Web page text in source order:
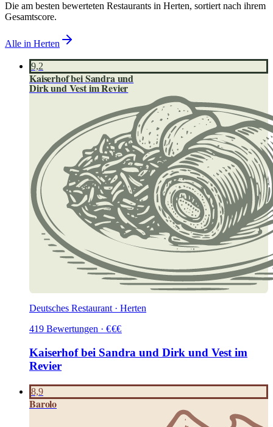
Die am besten bewerteten Restaurants in Herten, sortiert nach ihrem
Gesamtscore.
Alle in Herten
9,2
Kaiserhof bei Sandra und
Dirk und Vest im Revier
Deutsches Restaurant · Herten
419 Bewertungen · €€€
Kaiserhof bei Sandra und Dirk und Vest im
Revier
8,9
Barolo